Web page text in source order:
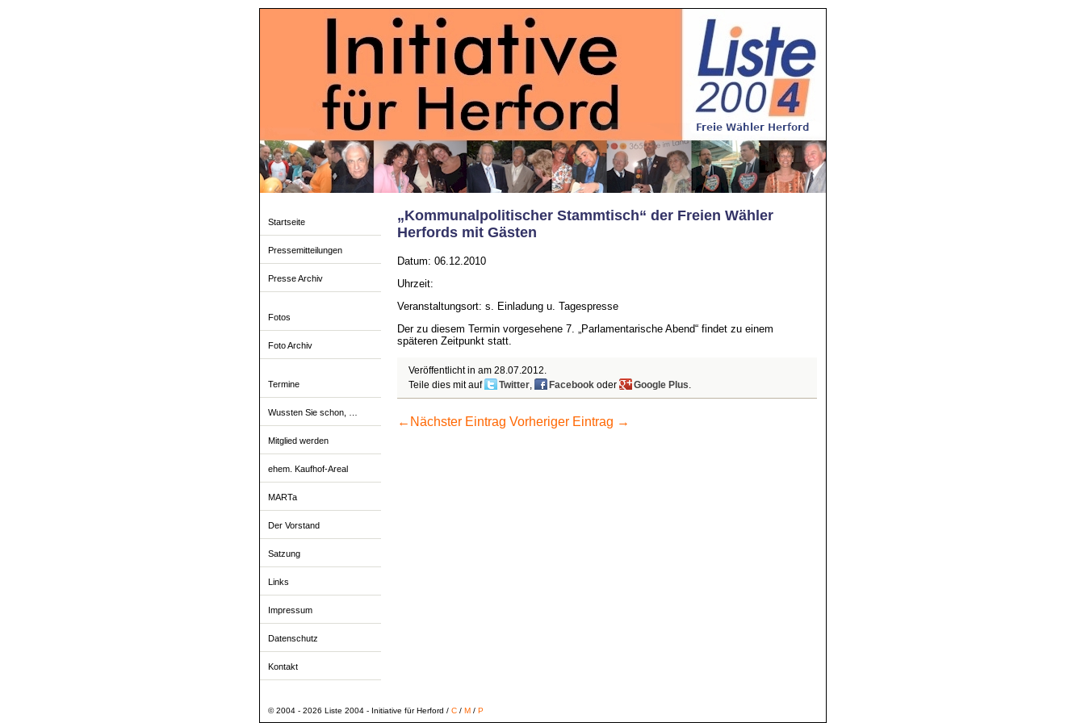
Startseite
Pressemitteilungen
Presse Archiv
Fotos
Foto Archiv
Termine
Wussten Sie schon, …
Mitglied werden
ehem. Kaufhof-Areal
MARTa
Der Vorstand
Satzung
Links
Impressum
Datenschutz
Kontakt
„Kommunalpolitischer Stammtisch“ der Freien Wähler
Herfords mit Gästen
Datum: 06.12.2010
Uhrzeit:
Veranstaltungsort: s. Einladung u. Tagespresse
Der zu diesem Termin vorgesehene 7. „Parlamentarische Abend“ findet zu einem
späteren Zeitpunkt statt.
Veröffentlicht in am 28.07.2012
Teile dies mit auf
Twitter, Facebookoder Google Plus
← Nächster Eintrag Vorheriger Eintrag →
© 2004 - 2026 Liste 2004 - Initiative für Herford / C/ M/ P